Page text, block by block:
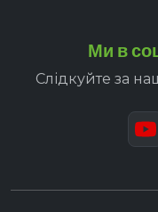
Ми в
Слідкуйте за